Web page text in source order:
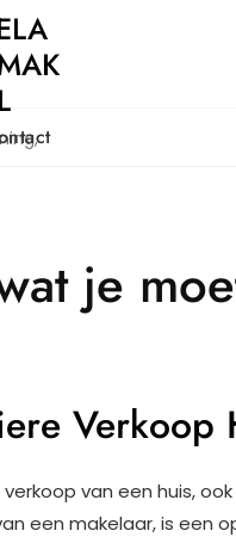
je
Verkoop
van een huis,
een makelaar, is een